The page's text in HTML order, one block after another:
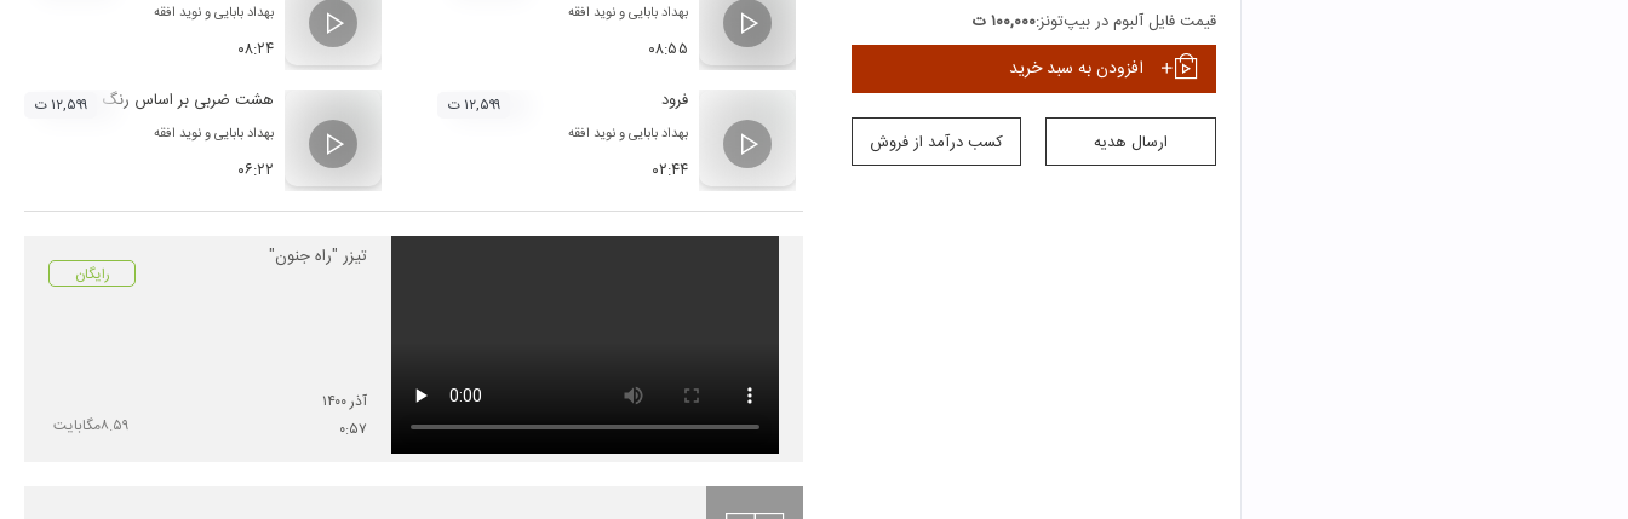
قیمت فایل آلبوم در بیپ‌تونز:۱۰۰,۰۰۰ ت
افزودن به سبد خرید
ارسال هدیه کسب درآمد از فروش
بهداد باباییونوید افقه
۰۸:۵۵
بهداد باباییونوید افقه
۰۸:۲۴
فرود
بهداد باباییونوید افقه
۰۲:۴۴
۱۲,۵۹۹ ت هشت ضربی بر اساس رنگ فرح
بهداد باباییونوید افقه
۰۶:۲۲
۱۲,۵۹۹ ت
تیزر "راه جنون"
آذر۱۴۰۰
۰:۵۷
رایگان
۸.۵۹مگابایت